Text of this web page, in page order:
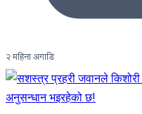
२ महिना अगाडि